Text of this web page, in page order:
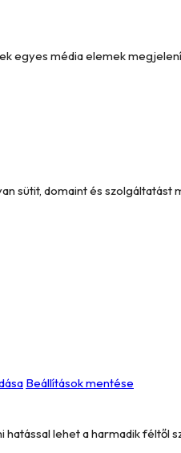
egyes média elemek
sütit, domaint és
Beállítások mentése
lehet a harmadik féltől